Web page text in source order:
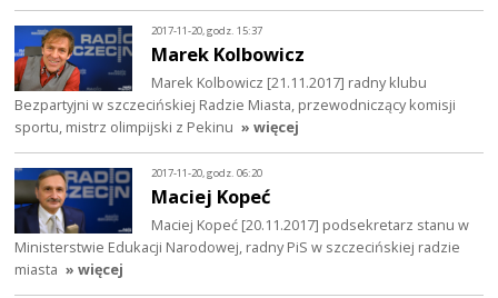
2017-11-20, godz. 15:37
Marek Kolbowicz
Marek Kolbowicz [21.11.2017] radny klubu
Bezpartyjni w szczecińskiej Radzie Miasta, przewodniczący komisji
sportu, mistrz olimpijski z Pekinu » więcej
2017-11-20, godz. 06:20
Maciej Kopeć
Maciej Kopeć [20.11.2017] podsekretarz stanu w
Ministerstwie Edukacji Narodowej, radny PiS w szczecińskiej radzie
miasta » więcej